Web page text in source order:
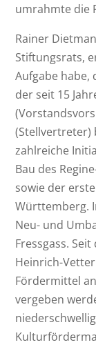
umrahmte die
Rainer
Stiftungsrats,
Aufgabe habe,
der seit 15
(Stellvertreter)
zahlreiche
Bau des
sowie der
Württemberg.
Neu- und
Fressgass.
Heinrich-
Fördermittel
vergeben